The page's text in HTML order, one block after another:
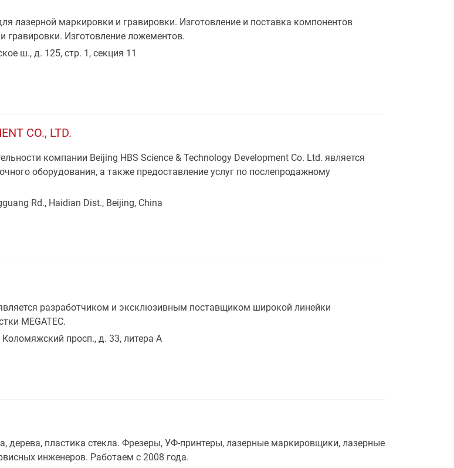
лазерной маркировки и гравировки. Изготовление и поставка компонентов
гравировки. Изготовление ложементов.
ш., д. 125, стр. 1, секция 11
CO., LTD.
компании Beijing HBS Science & Technology Development Co. Ltd. является
оборудования, а также предоставление услуг по послепродажному
Rd., Haidian Dist., Beijing, China
разработчиком и эксклюзивным поставщиком широкой линейки
MEGATEC.
Коломяжский просп., д. 33, литера А
дерева, пластика стекла. Фрезеры, УФ-принтеры, лазерные маркировщики, лазерные
инженеров. Работаем с 2008 года.